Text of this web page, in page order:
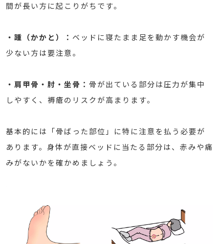
間が長い方に起こりがちです。
・踵（かかと）： ベッドに寝たまま足を動かす機会が
少ない方は要注意。
・肩甲骨・肘・坐骨： 骨が出ている部分は圧力が集中
しやすく、褥瘡のリスクが高まります。
基本的には「骨ばった部位」に特に注意を払う必要が
あります。身体が直接ベッドに当たる部分は、赤みや痛
みがないかを確かめましょう。